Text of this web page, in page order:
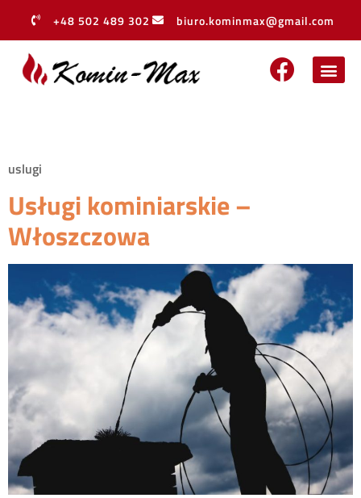
+48 502 489 302 biuro.kominmax@gmail.com
uslugi
Usługi kominiarskie –
Włoszczowa